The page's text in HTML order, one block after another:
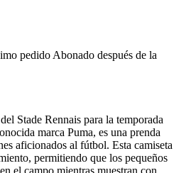
pedido Abonado después de la
Stade Rennais para la temporada
marca Puma, es una prenda
aficionados al fútbol. Esta camiseta
permitiendo que los pequeños